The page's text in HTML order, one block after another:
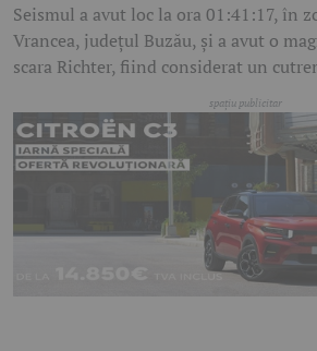
Seismul a avut loc la ora 01:41:17, în
Vrancea, județul Buzău, și a avut o
scara Richter, fiind considerat un